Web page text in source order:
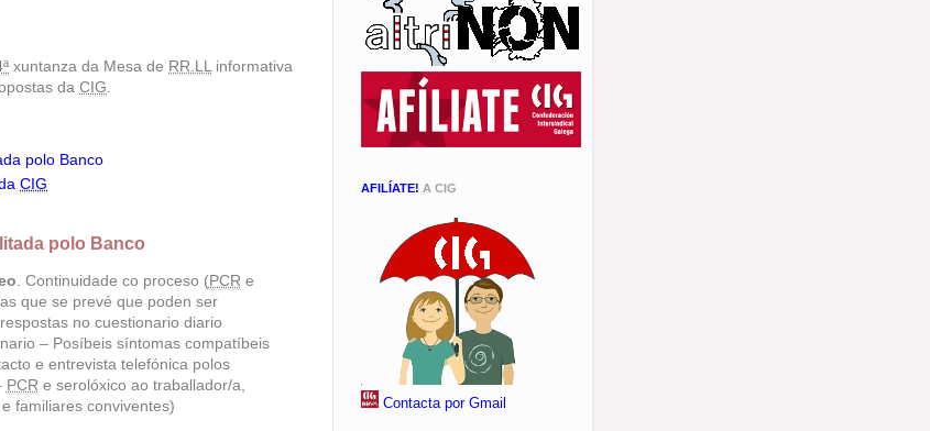
xuntanza da Mesa de RR.LLinformativa
da CIG.
polo Banco
CIG
polo Banco
. Continuidade co proceso (PCR e
que se prevé que poden ser
no cuestionario diario
– Posíbeis síntomas compatíbeis
e entrevista telefónica polos
PCR e serolóxico ao traballador/a,
familiares conviventes)
AFILÍATE! A CIG
Contacta por Gmail